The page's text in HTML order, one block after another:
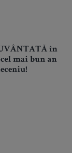
în
cel mai bun an